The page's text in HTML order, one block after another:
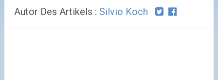
Autor Des Artikels : Silvio Koch